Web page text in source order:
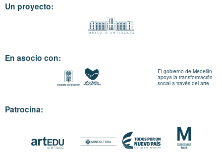
Un proyecto:
En asocio con:
El gobierno de Medellín
apoya la transformación
social a través del arte.
Patrocina: